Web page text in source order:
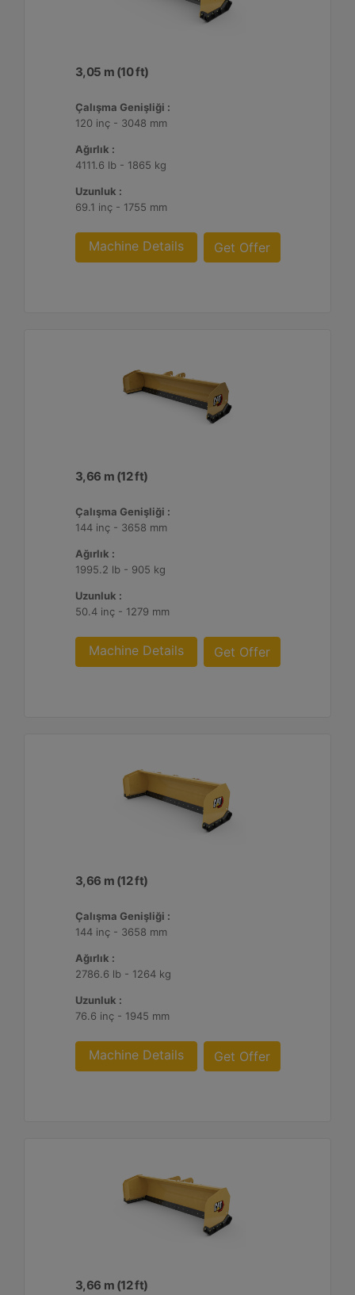
3,05 m (10 ft)
Çalışma Genişliği :
120 inç - 3048 mm
Ağırlık :
4111.6 lb - 1865 kg
Uzunluk :
69.1 inç - 1755 mm
Machine Details Get Offer
3,66 m (12 ft)
Çalışma Genişliği :
144 inç - 3658 mm
Ağırlık :
1995.2 lb - 905 kg
Uzunluk :
50.4 inç - 1279 mm
Machine Details Get Offer
3,66 m (12 ft)
Çalışma Genişliği :
144 inç - 3658 mm
Ağırlık :
2786.6 lb - 1264 kg
Uzunluk :
76.6 inç - 1945 mm
Machine Details Get Offer
3,66 m (12 ft)